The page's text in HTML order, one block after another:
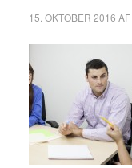
15. OKTOBER 2016 AF